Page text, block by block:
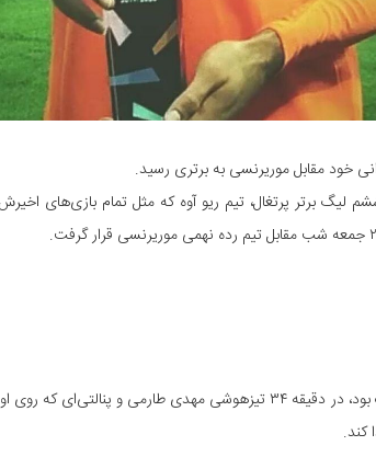
خود مقابل موریرنسی به برتری رسید.
برتر پرتغال، تیم ریو آوه که مثل تمام بازی‌های
در حالی که بازی با تساوی یک بر یک بود، در دقیقه ۳۴ تیزهوشی مهدی
کند.